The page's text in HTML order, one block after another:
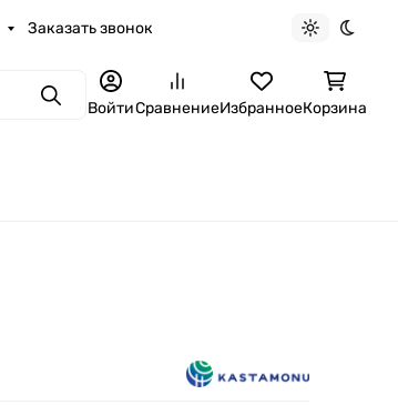
Заказать звонок
Светлая
ПоискВойтиСравнениеИзбранноеКорзина